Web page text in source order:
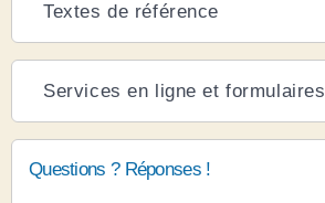
Textes de référence
Services en ligne et formulaires
Questions ? Réponses !